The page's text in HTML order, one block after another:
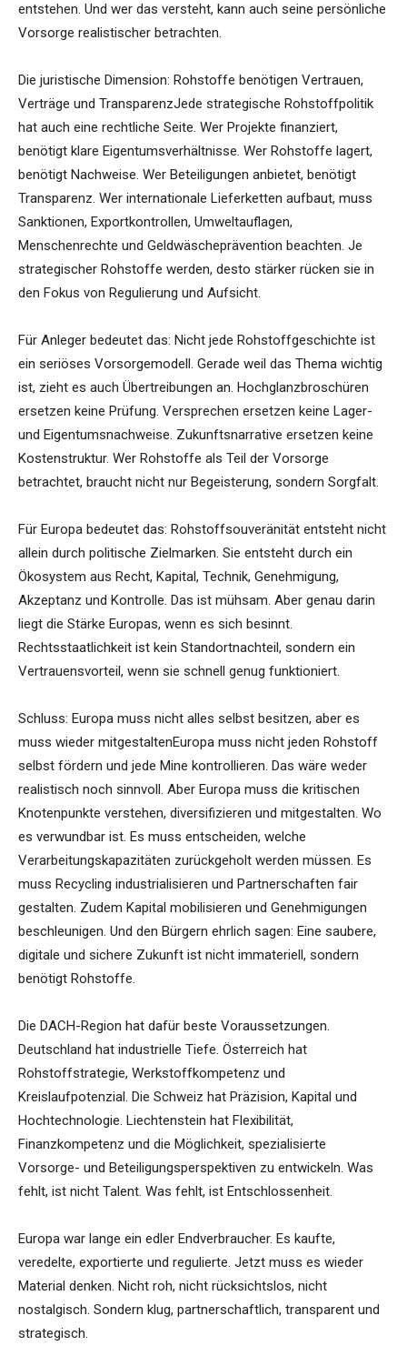
entstehen. Und wer das versteht, kann auch seine persönliche
Vorsorge realistischer betrachten.
Die juristische Dimension: Rohstoffe benötigen Vertrauen,
Verträge und TransparenzJede strategische Rohstoffpolitik
hat auch eine rechtliche Seite. Wer Projekte finanziert,
benötigt klare Eigentumsverhältnisse. Wer Rohstoffe lagert,
benötigt Nachweise. Wer Beteiligungen anbietet, benötigt
Transparenz. Wer internationale Lieferketten aufbaut, muss
Sanktionen, Exportkontrollen, Umweltauflagen,
Menschenrechte und Geldwäscheprävention beachten. Je
strategischer Rohstoffe werden, desto stärker rücken sie in
den Fokus von Regulierung und Aufsicht.
Für Anleger bedeutet das: Nicht jede Rohstoffgeschichte ist
ein seriöses Vorsorgemodell. Gerade weil das Thema wichtig
ist, zieht es auch Übertreibungen an. Hochglanzbroschüren
ersetzen keine Prüfung. Versprechen ersetzen keine Lager-
und Eigentumsnachweise. Zukunftsnarrative ersetzen keine
Kostenstruktur. Wer Rohstoffe als Teil der Vorsorge
betrachtet, braucht nicht nur Begeisterung, sondern Sorgfalt.
Für Europa bedeutet das: Rohstoffsouveränität entsteht nicht
allein durch politische Zielmarken. Sie entsteht durch ein
Ökosystem aus Recht, Kapital, Technik, Genehmigung,
Akzeptanz und Kontrolle. Das ist mühsam. Aber genau darin
liegt die Stärke Europas, wenn es sich besinnt.
Rechtsstaatlichkeit ist kein Standortnachteil, sondern ein
Vertrauensvorteil, wenn sie schnell genug funktioniert.
Schluss: Europa muss nicht alles selbst besitzen, aber es
muss wieder mitgestaltenEuropa muss nicht jeden Rohstoff
selbst fördern und jede Mine kontrollieren. Das wäre weder
realistisch noch sinnvoll. Aber Europa muss die kritischen
Knotenpunkte verstehen, diversifizieren und mitgestalten. Wo
es verwundbar ist. Es muss entscheiden, welche
Verarbeitungskapazitäten zurückgeholt werden müssen. Es
muss Recycling industrialisieren und Partnerschaften fair
gestalten. Zudem Kapital mobilisieren und Genehmigungen
beschleunigen. Und den Bürgern ehrlich sagen: Eine saubere,
digitale und sichere Zukunft ist nicht immateriell, sondern
benötigt Rohstoffe.
Die DACH-Region hat dafür beste Voraussetzungen.
Deutschland hat industrielle Tiefe. Österreich hat
Rohstoffstrategie, Werkstoffkompetenz und
Kreislaufpotenzial. Die Schweiz hat Präzision, Kapital und
Hochtechnologie. Liechtenstein hat Flexibilität,
Finanzkompetenz und die Möglichkeit, spezialisierte
Vorsorge- und Beteiligungsperspektiven zu entwickeln. Was
fehlt, ist nicht Talent. Was fehlt, ist Entschlossenheit.
Europa war lange ein edler Endverbraucher. Es kaufte,
veredelte, exportierte und regulierte. Jetzt muss es wieder
Material denken. Nicht roh, nicht rücksichtslos, nicht
nostalgisch. Sondern klug, partnerschaftlich, transparent und
strategisch.